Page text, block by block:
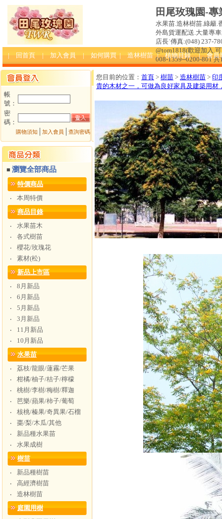
田尾玫瑰園-
水果苗.造林樹苗.綠籬.
外島貨運配送.大量專
店長˙傳真:(048) 237-
@tom1818(歡迎加入.
008-1359--0200-801 共
| 回首頁 | 加入會員 | 如何購買 | 造林樹苗 | 植物目錄 | 會員
帳
號：
密
碼：
購物須知 加入會員 查詢密碼
■瀏覽全部商品
特價商品
‧
本周特價
商品目錄
‧
水果苗木
‧
各式樹苗
‧
櫻花/玫瑰花
‧
素材(松)
新品上市區
‧
8月新品
‧
6月新品
‧
5月新品
‧
3月新品
‧
11月新品
‧
10月新品
水果苗
‧
荔枝/龍眼/蓮霧/芒果
‧
柑橘/柚子/桔子/檸檬
‧
桃樹/李樹/梅樹/釋迦
‧
芭樂/蘋果/柿子/葡萄
‧
核桃/榛果/奇異果/石榴
‧
棗/梨/木瓜/其他
‧
新品種水果苗
‧
水果成樹
樹苗
‧
新品種樹苗
‧
高經濟樹苗
‧
造林樹苗
庭園用樹
您目前的位置： 首頁 > 樹苗 > 造林樹苗 > 印
貴的木材之一，可做為良好家具及建築用